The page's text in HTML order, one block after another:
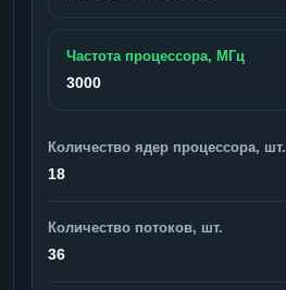
Частота процессора, МГц
3000
Количество ядер процессора, шт.
18
Количество потоков, шт.
36